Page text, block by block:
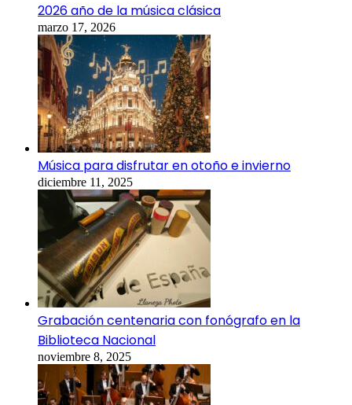
2026 año de la música clásica
marzo 17, 2026
Música para disfrutar en otoño e invierno
diciembre 11, 2025
Grabación centenaria con fonógrafo en la
Biblioteca Nacional
noviembre 8, 2025